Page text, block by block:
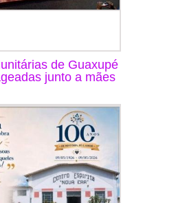
de Guaxupé
junto a mães